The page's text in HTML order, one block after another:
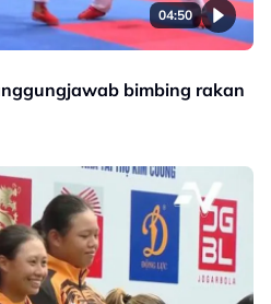
04:50
bimbing rakan